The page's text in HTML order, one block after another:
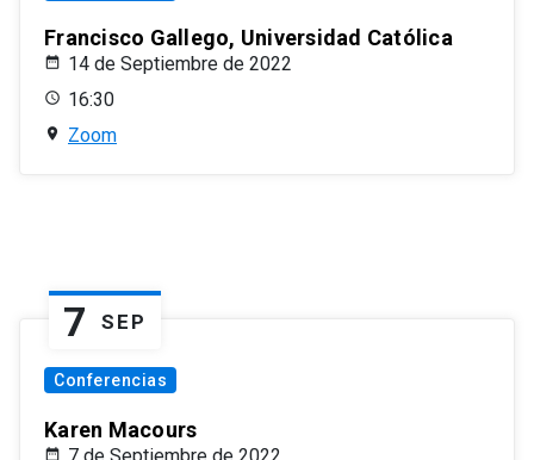
Francisco Gallego, Universidad Católica
14 de Septiembre de 2022
16:30
Zoom
7 SEP
Conferencias
Karen Macours